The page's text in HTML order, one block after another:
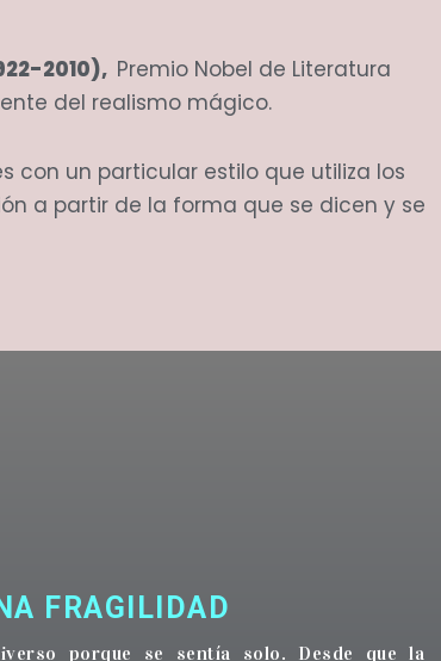
2010), Premio Nobel de Literatura
del realismo mágico.
con un particular estilo que utiliza los
a partir de la forma que se dicen y se
FRAGILIDAD
porque se sentía solo. Desde que la